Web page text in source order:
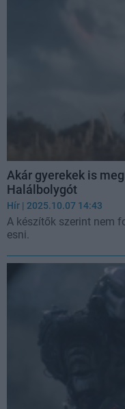
Akár gyerekek is
Halálbolygót
Hír | 2025.10.07 14:43
A készítők szerint nem
esni.